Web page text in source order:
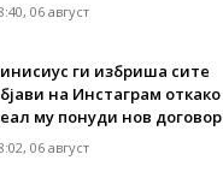
06 август
ги избриша сите
на Инстаграм откако
му понуди нов договор
06 август